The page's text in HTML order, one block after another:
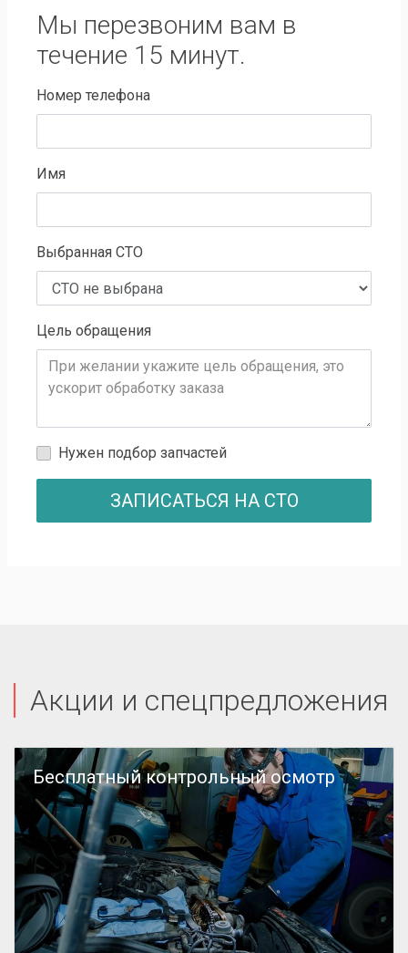
Мы перезвоним вам в
течение 15 минут.
Номер телефона
Имя
Выбранная СТО
Цель обращения
Нужен подбор запчастей
ЗАПИСАТЬСЯ НА СТО
Акции и спецпредложения
Бесплатный контрольный осмотр